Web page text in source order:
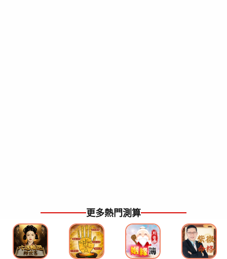
更多熱門測算